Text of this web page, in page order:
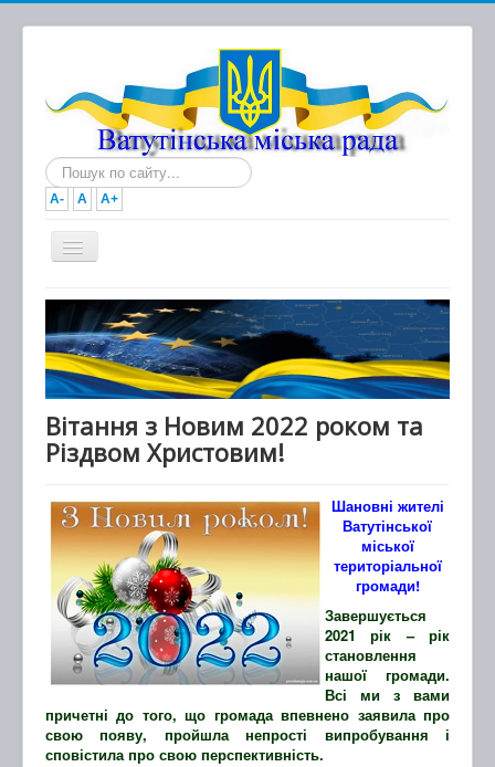
Пошук...
A- A A+
Головна
Новини
Документи
Міська рада
Виконавчий комітет
Вітання з Новим 2022 роком та
Різдвом Христовим!
Шановні жителі
Ватутінської
міської
територіальної
громади!
Завершується
2021 рік – рік
становлення
нашої громади.
Всі ми з вами
причетні до того, що громада впевнено заявила про
свою появу, пройшла непрості випробування і
сповістила про свою перспективність.